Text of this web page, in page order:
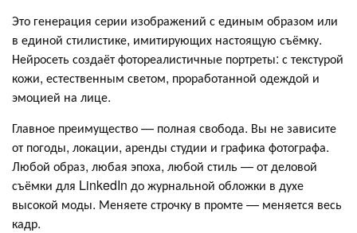
Это генерация серии изображений с единым образом или
в единой стилистике, имитирующих настоящую съёмку.
Нейросеть создаёт фотореалистичные портреты: с текстурой
кожи, естественным светом, проработанной одеждой и
эмоцией на лице.
Главное преимущество — полная свобода. Вы не зависите
от погоды, локации, аренды студии и графика фотографа.
Любой образ, любая эпоха, любой стиль — от деловой
съёмки для LinkedIn до журнальной обложки в духе
высокой моды. Меняете строчку в промте — меняется весь
кадр.